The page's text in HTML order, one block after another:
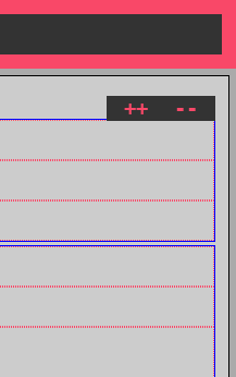
++ --